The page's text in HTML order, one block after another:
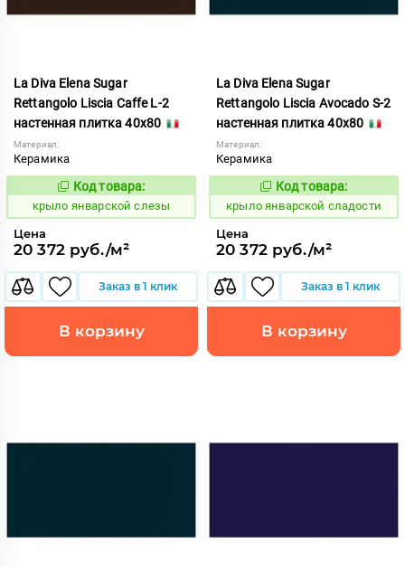
La Diva Elena Sugar
Rettangolo Liscia Caffe L-2
настенная плитка 40x80
Материал:
Керамика
843471
Код товара:
крыло январской слезы
Цена
20 372 руб./м²
Заказ в 1 клик
В корзину
La Diva Elena Sugar
Rettangolo Liscia Avocado S-2
настенная плитка 40x80
Материал:
Керамика
843470
Код товара:
крыло январской сладости
Цена
20 372 руб./м²
Заказ в 1 клик
В корзину